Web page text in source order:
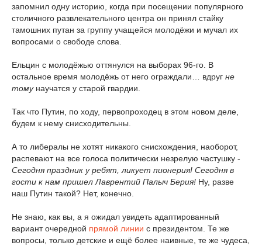
запомнил одну историю, когда при посещении популярного
столичного развлекательного центра он принял стайку
тамошних путан за группу учащейся молодёжи и мучал их
вопросами о свободе слова.
Ельцин с молодёжью оттянулся на выборах 96-го. В
остальное время молодёжь от него ограждали… вдруг не
томунаучатся у старой гвардии.
Так что Путин, по ходу, первопроходец в этом новом деле,
будем к нему снисходительны.
А то либералы не хотят никакого снисхождения, наоборот,
распевают на все голоса политически незрелую частушку -
Сегодня праздник у ребят, ликует пионерия! Сегодня в
гости к нам пришел Лаврентий Палыч Берия! Ну, разве
наш Путин такой? Нет, конечно.
Не знаю, как вы, а я ожидал увидеть адаптированный
вариант очередной прямой линии с президентом. Те же
вопросы, только детские и ещё более наивные, те же чудеса,